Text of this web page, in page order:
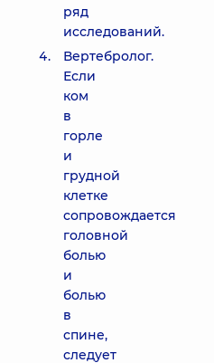
ряд
исследований.
Вертебролог.
Если
ком
в
горле
и
грудной
клетке
сопровождается
головной
болью
и
болью
в
спине,
следует